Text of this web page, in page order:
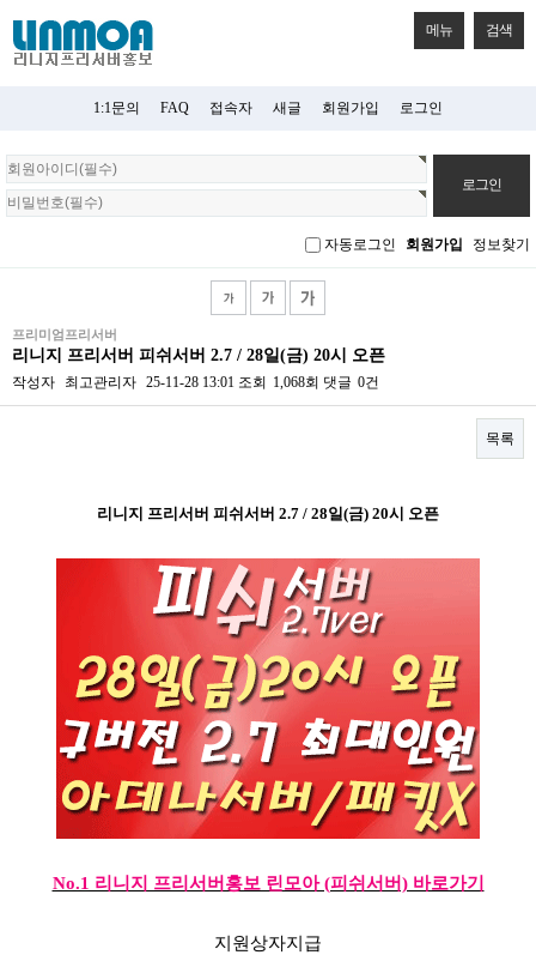
메뉴 검색
1:1문의 FAQ 접속자 새글 회원가입 로그인
회
원
로
자동로그인 회원가입 정보찾기
프리미엄프리서버
리니지 프리서버 피쉬서버 2.7 / 28일(금) 20시 오픈
작성자 최고관리자 25-11-28 13:01 조회 1,068회 댓글 0건
목록
리니지 프리서버 피쉬서버 2.7 / 28일(금) 20시 오픈
No.1 리니지 프리서버홍보 린모아 (피쉬서버) 바로가기
지원상자지급